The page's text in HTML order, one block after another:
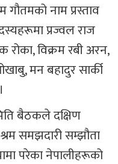
नाम प्रस्ताव
प्रज्वल राज
रोका, विक्रम रबी अरन,
मन बहादुर सार्की
बैठकले दक्षिण
समझदारी सम्झौता
परेका नेपालीहरूको